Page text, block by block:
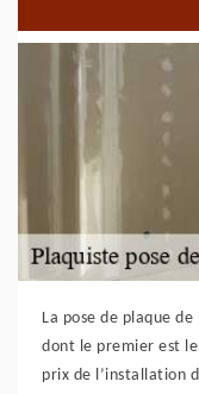
La pose de plaque
dont le premier est
prix de l’installation